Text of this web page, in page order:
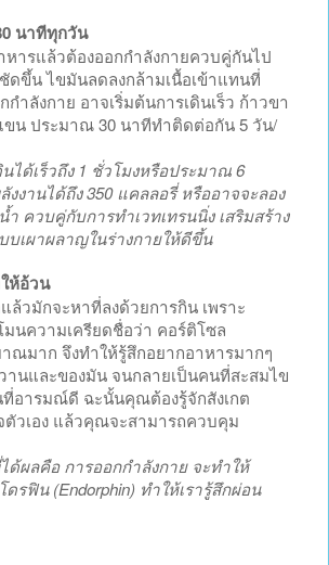
นาทีทุกวัน
ารแล้วต้องออกกำลังกายควบคู่กันไป
ดขึ้น ไขมันลดลงกล้ามเนื้อเข้าแทนที่
กำลังกาย อาจเริ่มต้นการเดินเร็ว ก้าวขา
ขน ประมาณ 30 นาทีทำติดต่อกัน 5 วัน/
ได้เร็วถึง 1 ชั่วโมงหรือประมาณ 6
งงานได้ถึง 350 แคลลอรี่ หรืออาจจะลอง
ควบคู่กับการทำเวทเทรนนิ่ง เสริมสร้าง
บเผาผลาญในร่างกายให้ดีขึ้น
ห้อ้วน
วมักจะหาที่ลงด้วยการกิน เพราะ
มนความเครียดชื่อว่า คอร์ติโซล
าณมาก จึงทำให้รู้สึกอยากอาหารมากๆ
านและของมัน จนกลายเป็นคนที่สะสมไข
อารมณ์ดี ฉะนั้นคุณต้องรู้จักสังเกต
วเอง แล้วคุณจะสามารถควบคุม
ด้ผลคือ การออกกำลังกาย จะทำให้
ดรฟิน (Endorphin) ทำให้เรารู้สึกผ่อน